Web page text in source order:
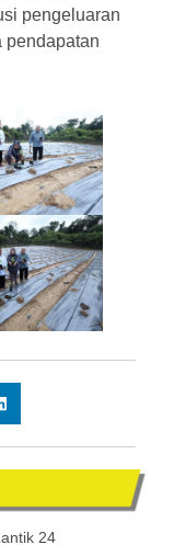
pengeluaran
pendapatan
24